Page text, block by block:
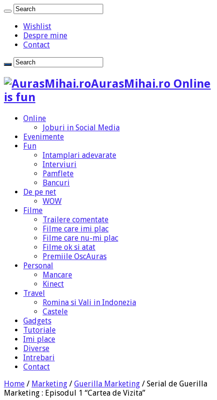
Wishlist
Despre mine
Contact
AurasMihai.ro Online
is fun
Online
Joburi in Social Media
Evenimente
Fun
Intamplari adevarate
Interviuri
Pamflete
Bancuri
De pe net
WOW
Filme
Trailere comentate
Filme care imi plac
Filme care nu-mi plac
Filme ok si atat
Premiile OscAuras
Personal
Mancare
Kinect
Travel
Romina si Vali in Indonezia
Castele
Gadgets
Tutoriale
Imi place
Diverse
Intrebari
Contact
Home / Marketing / Guerilla Marketing / Serial de Guerilla
Marketing : Episodul 1 “Cartea de Vizita”